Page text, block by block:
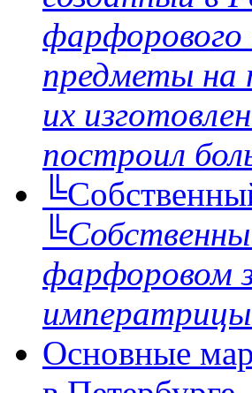
фарфорового
предметы на
их
построил
фарфоровом
Основные